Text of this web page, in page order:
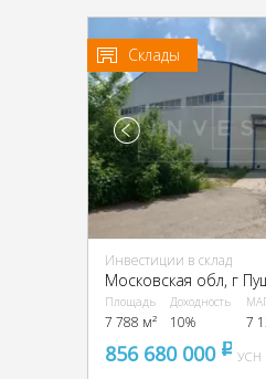
Склады
Инвестиции в склад
Площадь
7 788 м²
Доходность
10% 7
856 680 000 pуб
УСН